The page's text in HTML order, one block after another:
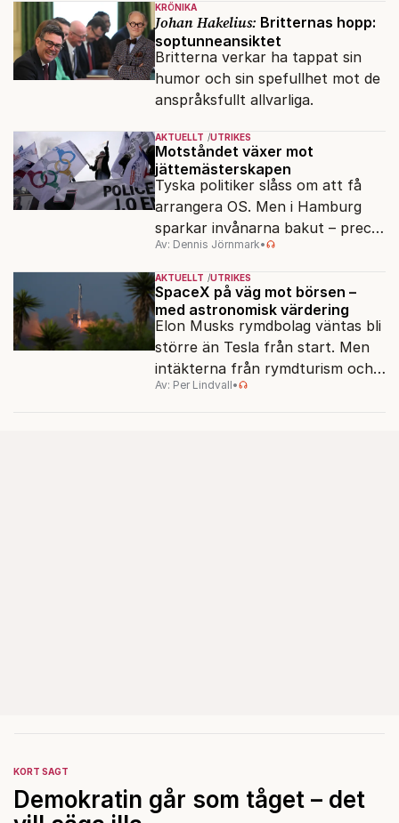
KRÖNIKA
Johan Hakelius: Britternas hopp:
soptunneansiktet
Britterna verkar ha tappat sin
humor och sin spefullhet mot de
anspråksfullt allvarliga.
AKTUELLT UTRIKES
Motståndet växer mot
jättemästerskapen
Tyska politiker slåss om att få
arrangera OS. Men i Hamburg
sparkar invånarna bakut – precis
som de gjort tidigare i Paris,
Vancouver och Los Angeles.
Av: Dennis Jörnmark•
AKTUELLT UTRIKES
SpaceX på väg mot börsen –
med astronomisk värdering
Elon Musks rymdbolag väntas bli
större än Tesla från start. Men
intäkterna från rymdturism och
måntransporter ligger långt fram
Av: Per Lindvall•
KORT SAGT
Demokratin går som tåget – det